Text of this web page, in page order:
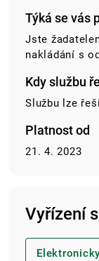
Týká se vás
Jste
nakládání s
Kdy službu
Službu lze
Platnost od
21. 4. 2023
Vyřízení
Elektronicky